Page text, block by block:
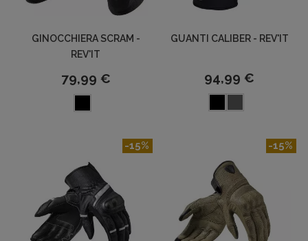
GINOCCHIERA SCRAM -
REV'IT
79,99 €
GUANTI CALIBER - REV'IT
94,99 €
-15% -15%